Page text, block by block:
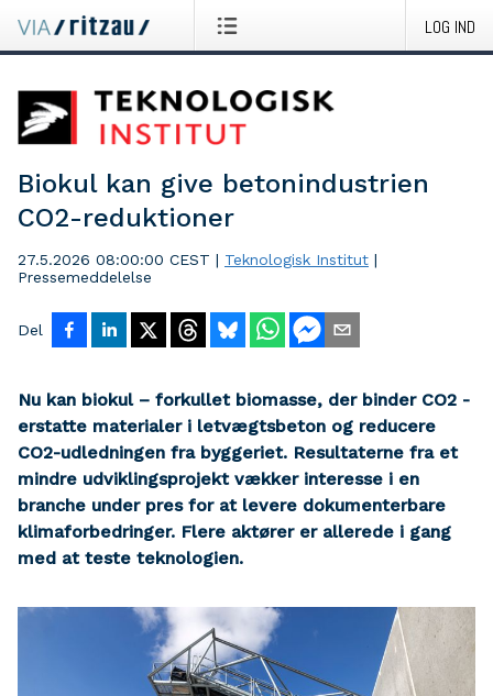
LOG IND
Biokul kan give betonindustrien
CO2-reduktioner
27.5.2026 08:00:00 CEST | Teknologisk Institut |
Pressemeddelelse
Del
Nu kan biokul – forkullet biomasse, der binder CO2 -
erstatte materialer i letvægtsbeton og reducere
CO2-udledningen fra byggeriet. Resultaterne fra et
mindre udviklingsprojekt vækker interesse i en
branche under pres for at levere dokumenterbare
klimaforbedringer. Flere aktører er allerede i gang
med at teste teknologien.